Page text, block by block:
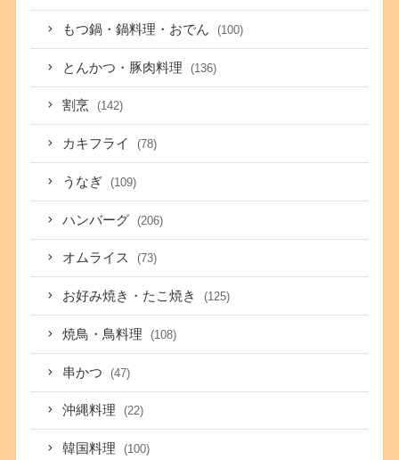
もつ鍋・鍋料理・おでん (100)
とんかつ・豚肉料理 (136)
割烹 (142)
カキフライ (78)
うなぎ (109)
ハンバーグ (206)
オムライス (73)
お好み焼き・たこ焼き (125)
焼鳥・鳥料理 (108)
串かつ (47)
沖縄料理 (22)
韓国料理 (100)